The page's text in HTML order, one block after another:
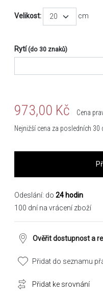
Velikost: 20 cm
Rytí(do 30 znaků)
973,00 Kč Cena
Nejnižší cena za posledních 30
Odeslání: do 24 hodin
100 dní na vrácení zboží
Ověřit dostupnost a
Přidat do seznamu
Přidat ke srovnání